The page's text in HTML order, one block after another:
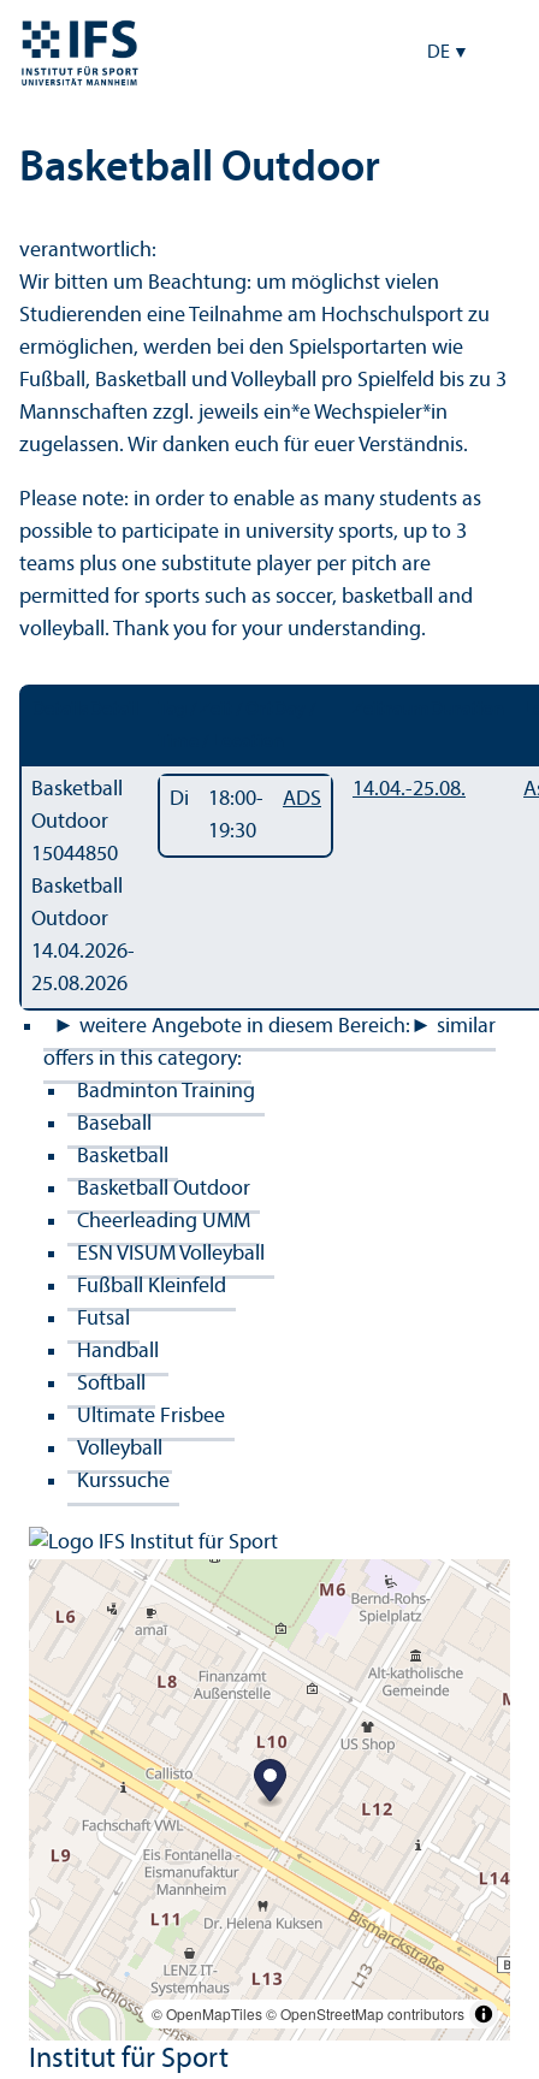
DE
Basketball Outdoor
verantwortlich:
Wir bitten um Beachtung: um möglichst vielen
Studierenden eine Teilnahme am Hochschulsport zu
ermöglichen, werden bei den Spielsportarten wie
Fußball, Basketball und Volleyball pro Spielfeld bis zu 3
Mannschaften zzgl. jeweils ein*e Wechspieler*in
zugelassen. Wir danken euch für euer Verständnis.
Please note: in order to enable as many students as
possible to participate in university sports, up to 3
teams plus one substitute player per pitch are
permitted for sports such as soccer, basketball and
volleyball. Thank you for your understanding.
Basketball
Outdoor
15044850
Basketball
Outdoor
14.04.2026-
25.08.2026
Di
18:00-
19:30
ADS 14.04.-25.08.
► weitere Angebote in diesem Bereich: ► similar
offers in this category:
Badminton Training
Baseball
Basketball
Basketball Outdoor
Cheerleading UMM
ESN VISUM Volleyball
Fußball Kleinfeld
Futsal
Handball
Softball
Ultimate Frisbee
Volleyball
Kurssuche
© OpenMapTiles© OpenStreetMap contributors
Institut für Sport